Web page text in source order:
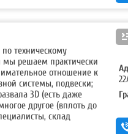
техническому
решаем практически
отношение к
системы, подвески;
3D (есть даже
другое (вплоть до
склад